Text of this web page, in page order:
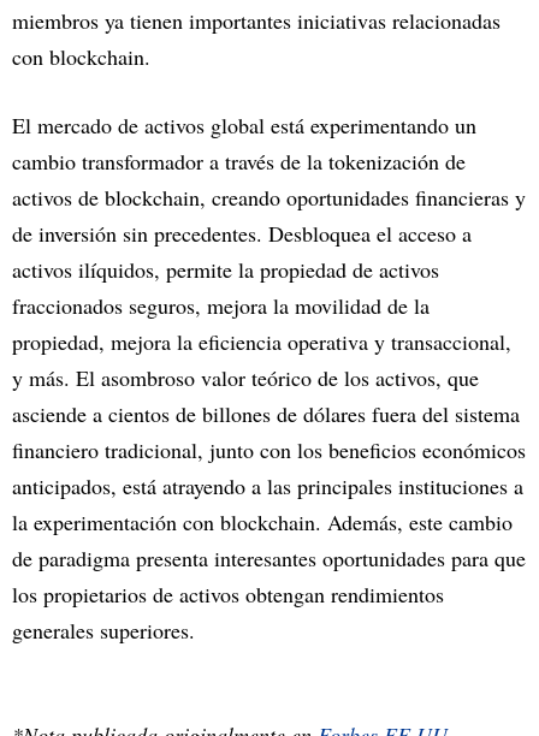
miembros ya tienen importantes iniciativas relacionadas
con blockchain.
El mercado de activos global está experimentando un
cambio transformador a través de la tokenización de
activos de blockchain, creando oportunidades financieras y
de inversión sin precedentes. Desbloquea el acceso a
activos ilíquidos, permite la propiedad de activos
fraccionados seguros, mejora la movilidad de la
propiedad, mejora la eficiencia operativa y transaccional,
y más. El asombroso valor teórico de los activos, que
asciende a cientos de billones de dólares fuera del sistema
financiero tradicional, junto con los beneficios económicos
anticipados, está atrayendo a las principales instituciones a
la experimentación con blockchain. Además, este cambio
de paradigma presenta interesantes oportunidades para que
los propietarios de activos obtengan rendimientos
generales superiores.